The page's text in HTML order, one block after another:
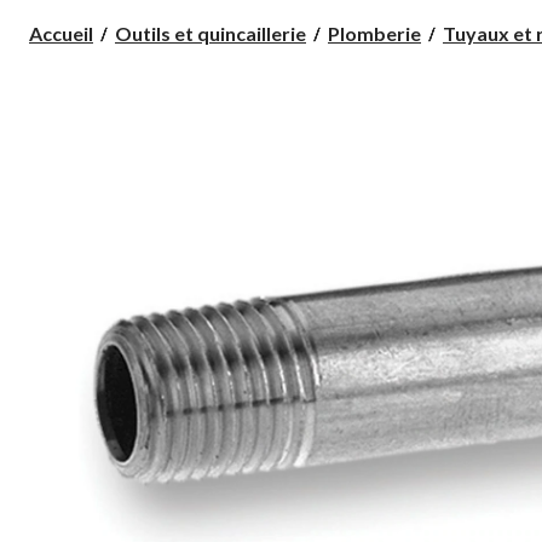
Accueil Outils et quincaillerie Plomberie Tuyaux et